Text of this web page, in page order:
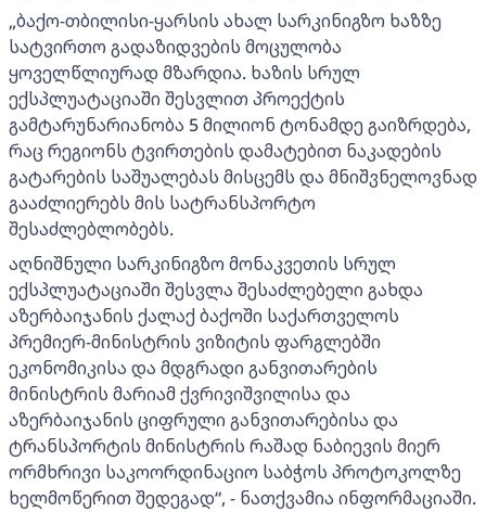
„ბაქო-თბილისი-ყარსის ახალ სარკინიგზო ხაზზე
სატვირთო გადაზიდვების მოცულობა
ყოველწლიურად მზარდია. ხაზის სრულ
ექსპლუატაციაში შესვლით პროექტის
გამტარუნარიანობა 5 მილიონ ტონამდე გაიზრდება,
რაც რეგიონს ტვირთების დამატებით ნაკადების
გატარების საშუალებას მისცემს და მნიშვნელოვნად
გააძლიერებს მის სატრანსპორტო
შესაძლებლობებს.
აღნიშნული სარკინიგზო მონაკვეთის სრულ
ექსპლუატაციაში შესვლა შესაძლებელი გახდა
აზერბაიჯანის ქალაქ ბაქოში საქართველოს
პრემიერ-მინისტრის ვიზიტის ფარგლებში
ეკონომიკისა და მდგრადი განვითარების
მინისტრის მარიამ ქვრივიშვილისა და
აზერბაიჯანის ციფრული განვითარებისა და
ტრანსპორტის მინისტრის რაშად ნაბიევის მიერ
ორმხრივი საკოორდინაციო საბჭოს პროტოკოლზე
ხელმოწერით შედეგად“, - ნათქვამია ინფორმაციაში.